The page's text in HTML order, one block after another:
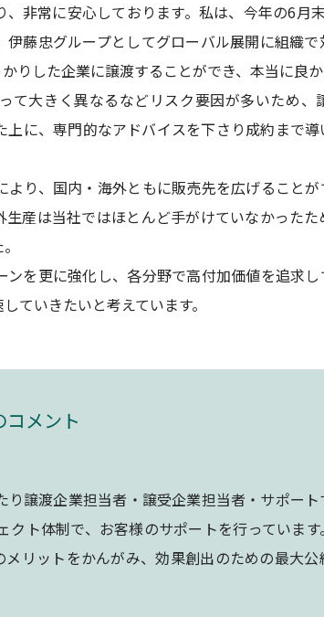
非常に安心しております。私は、今年の6月
藤忠グループとしてグローバル展開に組織
りした企業に譲渡することができ、本当に良
て大きく異なるなどリスク要因が多いため
に、専門的なアドバイスを下さり成約まで
り、国内・海外ともに販売先を広げること
産は当社ではほとんど手がけていなかった
を更に強化し、各分野で高付加価値を追求
ていきたいと考えています。
メント
り譲渡企業担当者・譲受企業担当者・サポー
ト体制で、お客様のサポートを行っていま
リットをかんがみ、効果創出のための最大